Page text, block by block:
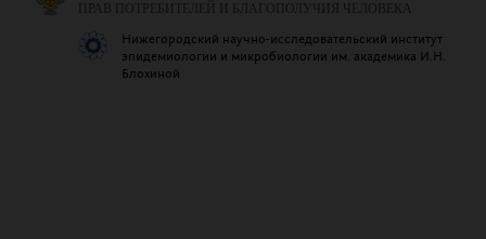
ПРАВ ПОТРЕБИТЕЛЕЙ И БЛАГОПОЛУЧИЯ ЧЕЛОВЕКА
Нижегородский научно-исследовательский институт
эпидемиологии и микробиологии им. академика И.Н.
Блохиной